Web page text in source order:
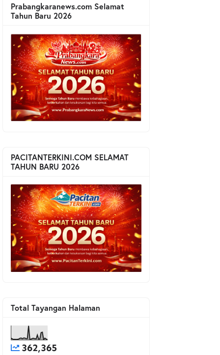
Prabangkaranews.com Selamat
Tahun Baru 2026
PACITANTERKINI.COM SELAMAT
TAHUN BARU 2026
Total Tayangan Halaman
362,365